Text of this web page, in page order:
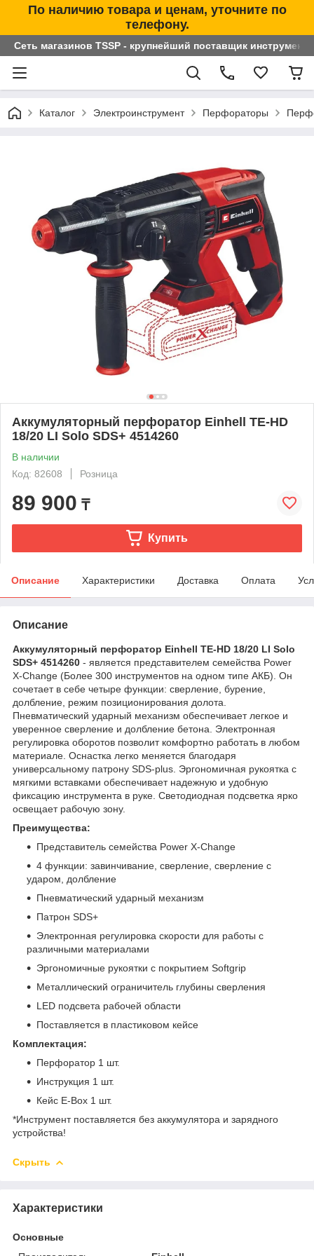
По наличию товара и ценам, уточните по
телефону.
Сеть магазинов TSSP - крупнейший поставщик
Каталог Электроинструмент Перфораторы
Аккумуляторный перфоратор Einhell TE-HD
18/20 LI Solo SDS+ 4514260
В наличии
Код: 82608
Розница
89 900 ₸
Купить
Описание Характеристики Доставка Оплата
Описание
Аккумуляторный перфоратор Einhell TE-HD 18/20 LI Solo
SDS+ 4514260 - является представителем семейства Power
X-Change (Более 300 инструментов на одном типе АКБ). Он
сочетает в себе четыре функции: сверление, бурение,
долбление, режим позиционирования долота.
Пневматический ударный механизм обеспечивает легкое и
уверенное сверление и долбление бетона. Электронная
регулировка оборотов позволит комфортно работать в любом
материале. Оснастка легко меняется благодаря
универсальному патрону SDS-plus. Эргономичная рукоятка с
мягкими вставками обеспечивает надежную и удобную
фиксацию инструмента в руке. Светодиодная подсветка ярко
освещает рабочую зону.
Преимущества:
Представитель семейства Power X-Change
4 функции: завинчивание, сверление, сверление с
ударом, долбление
Пневматический ударный механизм
Патрон SDS+
Электронная регулировка скорости для работы с
различными материалами
Эргономичные рукоятки с покрытием Softgrip
Металлический ограничитель глубины сверления
LED подсвета рабочей области
Поставляется в пластиковом кейсе
Комплектация:
Перфоратор 1 шт.
Инструкция 1 шт.
Кейс E-Box 1 шт.
*Инструмент поставляется без аккумулятора и зарядного
устройства!
Скрыть
Характеристики
Основные